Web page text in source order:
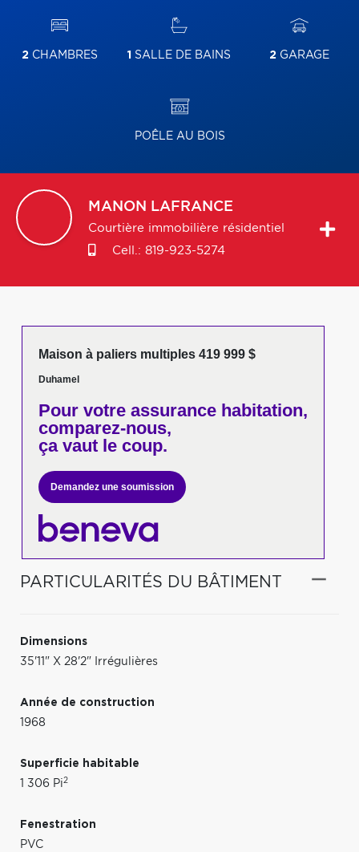
2 CHAMBRES 1 SALLE DE BAINS 2GARAGE
POÊLE AU BOIS
MANON LAFRANCE
Courtière immobilière résidentiel
Cell.: 819-923-5274
Maison à paliers multiples 419 999 $
Duhamel
Pour votreassurance habitation,
comparez-nous,
ça vaut le coup.
Demandez une soumission
PARTICULARITÉS DU BÂTIMENT
Dimensions
35'11" X 28'2" Irrégulières
Année de construction
1968
Superficie habitable
1 306 Pi2
Fenestration
PVC